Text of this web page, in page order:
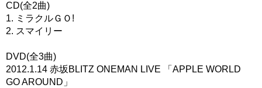
CD(全2曲)
1. ミラクルＧＯ!
2. スマイリー
DVD(全3曲)
2012.1.14 赤坂BLITZ ONEMAN LIVE 「APPLE WORLD
GO AROUND」